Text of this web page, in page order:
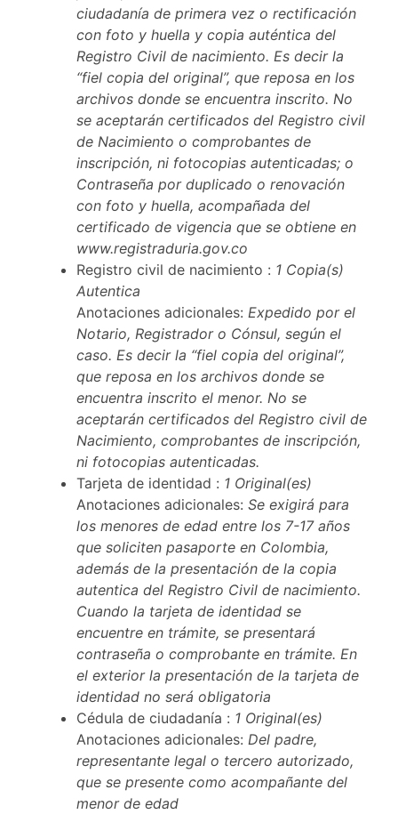
ciudadanía de primera vez o rectificación
con foto y huella y copia auténtica del
Registro Civil de nacimiento. Es decir la
“fiel copia del original”, que reposa en los
archivos donde se encuentra inscrito. No
se aceptarán certificados del Registro civil
de Nacimiento o comprobantes de
inscripción, ni fotocopias autenticadas; o
Contraseña por duplicado o renovación
con foto y huella, acompañada del
certificado de vigencia que se obtiene en
www.registraduria.gov.co
Registro civil de nacimiento : 1 Copia(s)
Autentica
Anotaciones adicionales: Expedido por el
Notario, Registrador o Cónsul, según el
caso. Es decir la “fiel copia del original”,
que reposa en los archivos donde se
encuentra inscrito el menor. No se
aceptarán certificados del Registro civil de
Nacimiento, comprobantes de inscripción,
ni fotocopias autenticadas.
Tarjeta de identidad : 1 Original(es)
Anotaciones adicionales: Se exigirá para
los menores de edad entre los 7-17 años
que soliciten pasaporte en Colombia,
además de la presentación de la copia
autentica del Registro Civil de nacimiento.
Cuando la tarjeta de identidad se
encuentre en trámite, se presentará
contraseña o comprobante en trámite. En
el exterior la presentación de la tarjeta de
identidad no será obligatoria
Cédula de ciudadanía : 1 Original(es)
Anotaciones adicionales: Del padre,
representante legal o tercero autorizado,
que se presente como acompañante del
menor de edad